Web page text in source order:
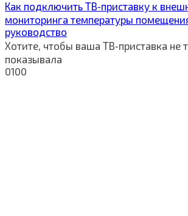
Как подключить ТВ‑приставку к
мониторинга температуры
руководство
Хотите, чтобы ваша ТВ‑приставка не
показывала
0100